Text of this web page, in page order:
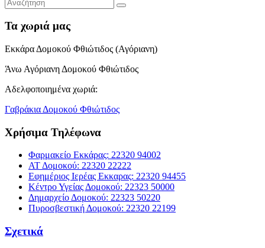
Τα χωριά μας
Εκκάρα Δομοκού Φθιώτιδος (Αγόριανη)
Άνω Αγόριανη Δομοκού Φθιώτιδος
Αδελφοποιημένα χωριά:
Γαβράκια Δομοκού Φθιώτιδος
Χρήσιμα Τηλέφωνα
Φαρμακείο Εκκάρας: 22320 94002
ΑΤ Δομοκού: 22320 22222
Εφημέριος Ιερέας Εκκαρας: 22320 94455
Κέντρο Υγείας Δομοκού: 22323 50000
Δημαρχείο Δομοκού: 22323 50220
Πυροσβεστική Δομοκού: 22320 22199
Σχετικά